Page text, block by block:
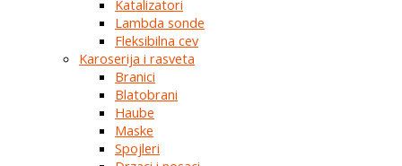
Katalizatori
Lambda sonde
Fleksibilna cev
Karoserija i rasveta
Branici
Blatobrani
Haube
Maske
Spojleri